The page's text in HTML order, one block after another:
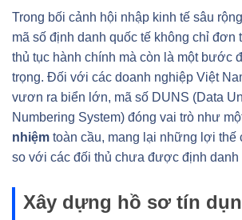
Trong bối cảnh hội nhập kinh tế sâu
mã số định danh quốc tế không chỉ đơn
thủ tục hành chính mà còn là một bước
trọng. Đối với các doanh nghiệp Việt
vươn ra biển lớn, mã số DUNS (Data
Numbering System) đóng vai trò như
nhiệm toàn cầu, mang lại những lợi thế
so với các đối thủ chưa được định danh
Xây dựng hồ sơ tín